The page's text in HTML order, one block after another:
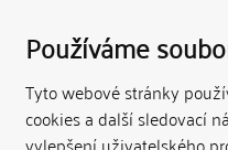
Používáme
Tyto webové stránky
cookies a další sledovací
být použity k
nebo vydávány
nebo jinou
osoby než autora.
information shall not